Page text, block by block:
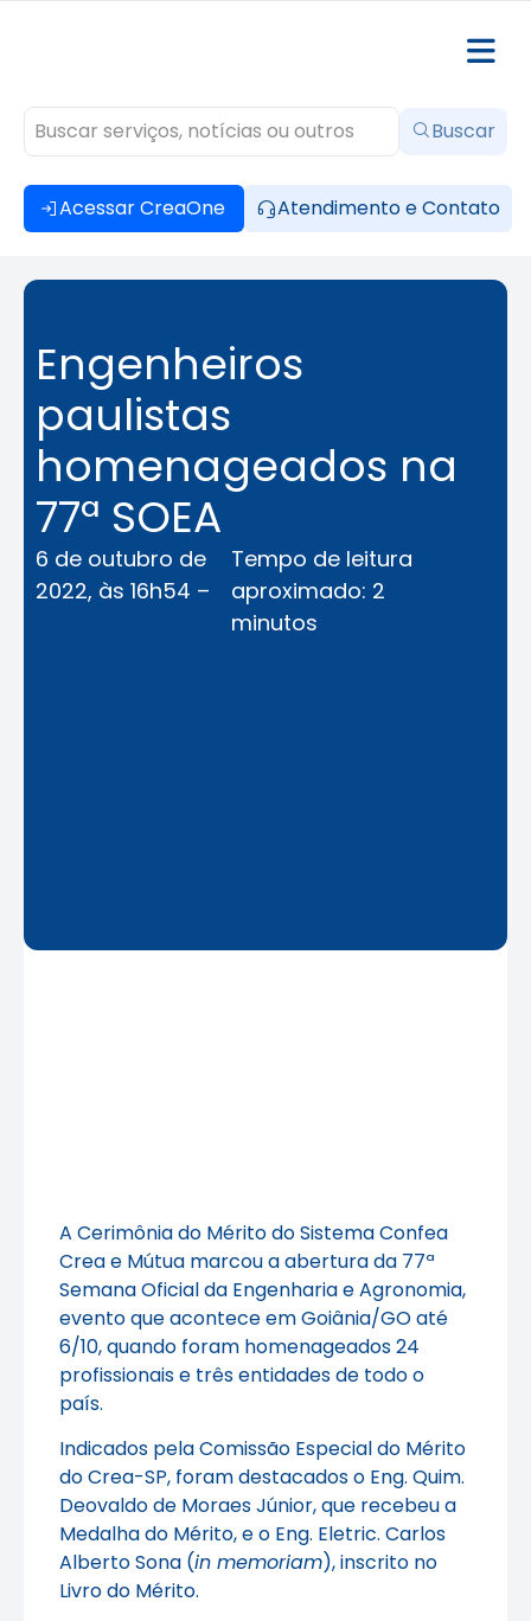
Acessar CreaOne Atendimento e Contato
Buscar
Engenheiros
paulistas
homenageados na
77ª SOEA
6 de outubro de
2022, às 16h54 –
Tempo de leitura
aproximado: 2
minutos
A Cerimônia do Mérito do Sistema Confea
Crea e Mútua marcou a abertura da 77ª
Semana Oficial da Engenharia e Agronomia,
evento que acontece em Goiânia/GO até
6/10, quando foram homenageados 24
profissionais e três entidades de todo o
país.
Indicados pela Comissão Especial do Mérito
do Crea-SP, foram destacados o Eng. Quim.
Deovaldo de Moraes Júnior, que recebeu a
Medalha do Mérito, e o Eng. Eletric. Carlos
Alberto Sona (in memoriam), inscrito no
Livro do Mérito.